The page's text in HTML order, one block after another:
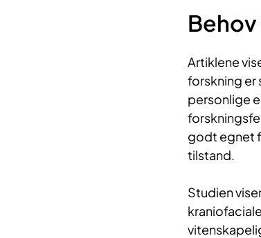
Artiklene
forskning er
personlige
godt egnet
tilstand.
Studien